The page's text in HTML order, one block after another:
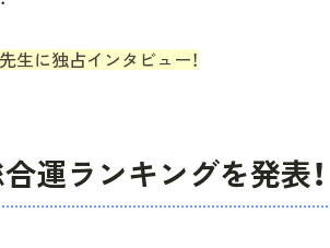
生に独占インタビュー！
合運ランキングを発表！